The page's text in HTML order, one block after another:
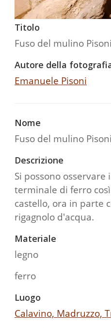
Titolo
Fuso del mulino
Autore della
Emanuele Pisoni
Nome
Fuso del mulino
Descrizione
Si possono
terminale di ferro
castello, ora in parte
rigagnolo d'acqua.
Materiale
legno
ferro
Luogo
Calavino, Madruzzo,